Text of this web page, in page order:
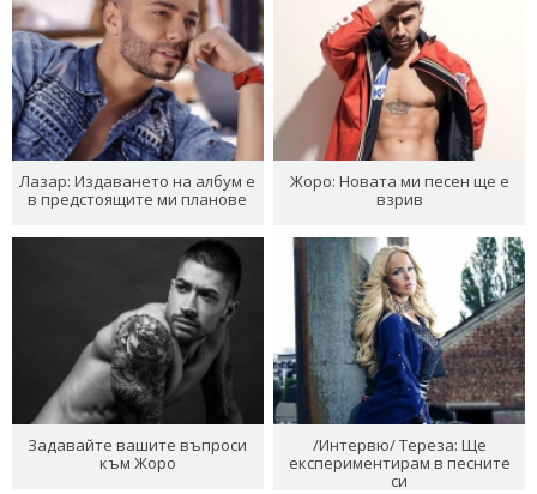
Лазар: Издаването на албум е
в предстоящите ми планове
Жоро: Новата ми песен ще е
взрив
Задавайте вашите въпроси
към Жоро
/Интервю/ Тереза: Ще
експериментирам в песните
си